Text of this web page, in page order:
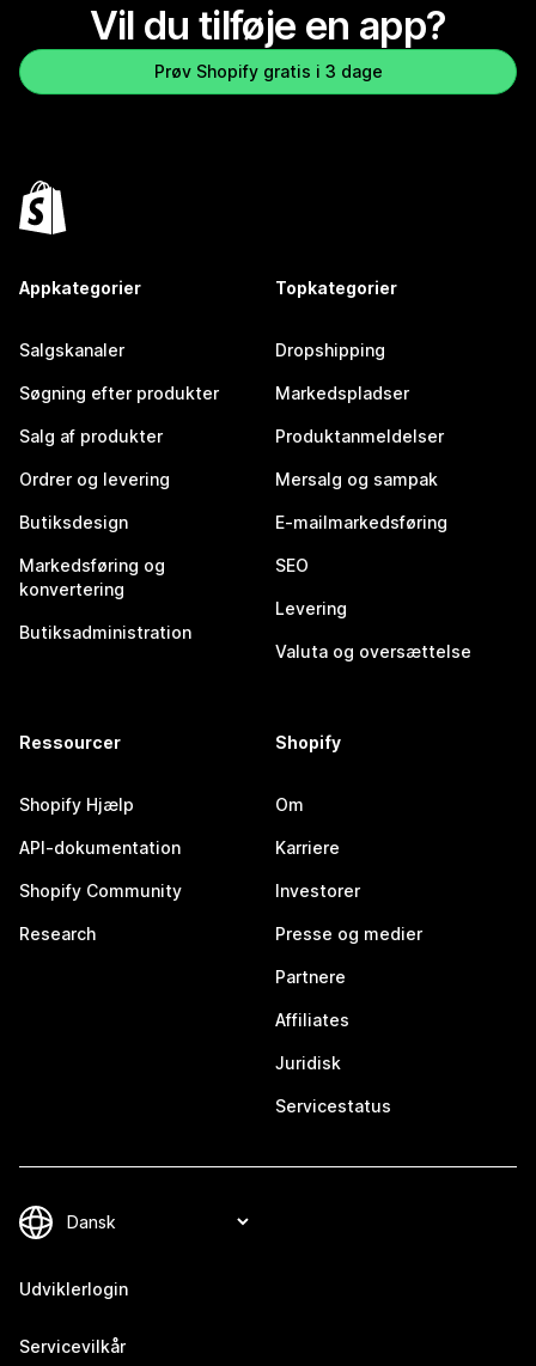
Vil du tilføje en app?
Prøv Shopify gratis i 3 dage
Appkategorier
Salgskanaler
Søgning efter produkter
Salg af produkter
Ordrer og levering
Butiksdesign
Markedsføring og
konvertering
Butiksadministration
Topkategorier
Dropshipping
Markedspladser
Produktanmeldelser
Mersalg og sampak
E-mailmarkedsføring
SEO
Levering
Valuta og oversættelse
Ressourcer
Shopify Hjælp
API-dokumentation
Shopify Community
Research
Shopify
Om
Karriere
Investorer
Presse og medier
Partnere
Affiliates
Juridisk
Servicestatus
Udviklerlogin
Servicevilkår